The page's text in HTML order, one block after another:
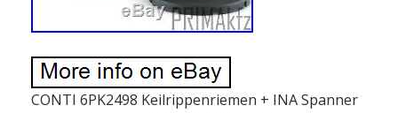
CONTI 6PK2498 Keilrippenriemen + INA Spanner